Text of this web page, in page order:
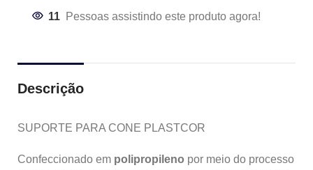
11 Pessoas assistindo este produto agora!
Descrição
SUPORTE PARA CONE PLASTCOR
Confeccionado em polipropileno por meio do processo